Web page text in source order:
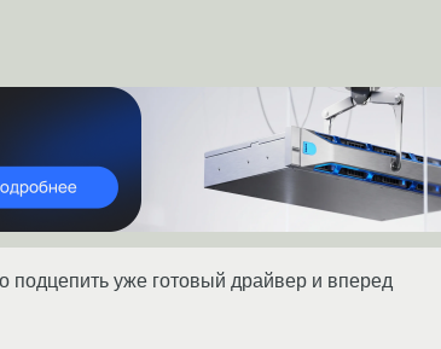
подцепить уже готовый драйвер и вперед